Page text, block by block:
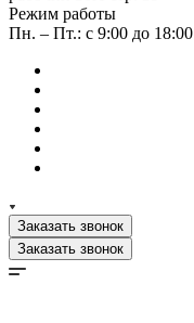
Режим работы
Пн. – Пт.: с 9:00 до 18:00
Заказать звонок
Заказать звонок